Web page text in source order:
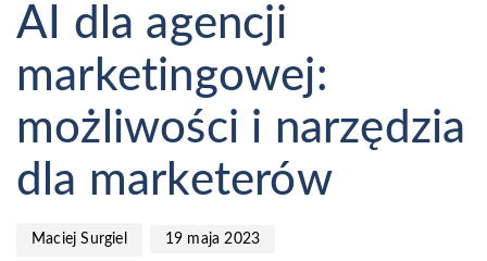
AI dla agencji
marketingowej:
możliwości i narzędzia
dla marketerów
Maciej Surgiel 19 maja 2023